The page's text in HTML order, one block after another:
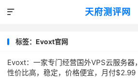
天府测评网

标签：Evoxt官网
Evoxt：一家专门经营国外VPS云服务器，
性价比高，稳定，价格便宜，月付$2.99